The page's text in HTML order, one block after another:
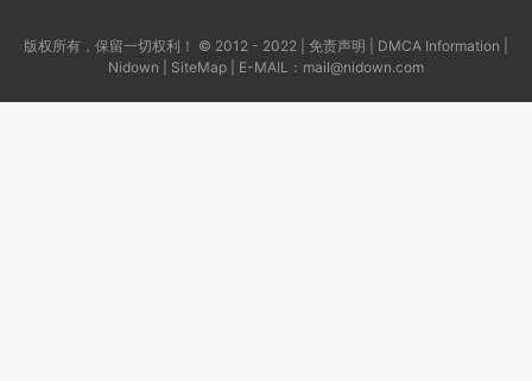
版权所有，保留一切权利！ © 2012 - 2022 | 免责声明 DMCA Information
Nidown
SiteMap | E-MAIL： mail@nidown.com